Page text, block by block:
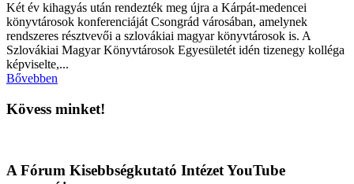
Két év kihagyás után rendezték meg újra a Kárpát-medencei
könyvtárosok konferenciáját Csongrád városában, amelynek
rendszeres résztvevői a szlovákiai magyar könyvtárosok is. A
Szlovákiai Magyar Könyvtárosok Egyesületét idén tizenegy kolléga
képviselte,...
Bővebben
Kövess minket!
A Fórum Kisebbségkutató Intézet YouTube